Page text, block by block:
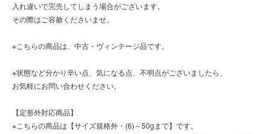
入れ違いで完売してしまう場合がございます。
その際はご容赦くださいませ。
※こちらの商品は、中古・ヴィンテージ品です。
※状態など分かり辛い点、気になる点、不明点がございましたら、
お気軽にお問い合わせください。
【定形外対応商品】
※こちらの商品は【サイズ規格外・(6)～50gまで】です。